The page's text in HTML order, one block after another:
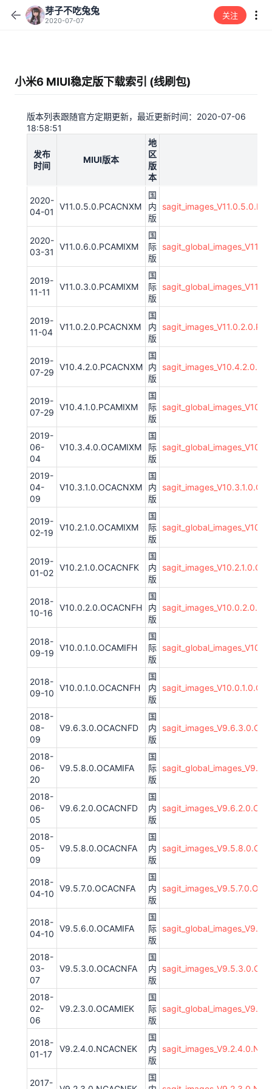
芽子不吃兔兔
2020-07-07
关注
小米6 MIUI稳定版下载索引 (线刷包)
版本列表跟随官方定期更新，最近更新时间：2020-07-06
18:58:51
发布
时间
MIUI版本
地
区
版
本
2020-
04-01
V11.0.5.0.PCACNXM
国
内
版
2020-
03-31
V11.0.6.0.PCAMIXM
国
际
版
2019-
11-11
V11.0.3.0.PCAMIXM
国
际
版
2019-
11-04
V11.0.2.0.PCACNXM
国
内
版
2019-
07-29
V10.4.2.0.PCACNXM
国
内
版
2019-
07-29
V10.4.1.0.PCAMIXM
国
际
版
2019-
06-
04
V10.3.4.0.OCAMIXM
国
际
版
2019-
04-
09
V10.3.1.0.OCACNXM
国
内
版
2019-
02-19
V10.2.1.0.OCAMIXM
国
际
版
2019-
01-02
V10.2.1.0.OCACNFK
国
内
版
2018-
10-16
V10.0.2.0.OCACNFH
国
内
版
2018-
09-19
V10.0.1.0.OCAMIFH
国
际
版
2018-
09-10
V10.0.1.0.OCACNFH
国
内
版
2018-
08-
09
V9.6.3.0.OCACNFD
国
内
版
2018-
06-
20
V9.5.8.0.OCAMIFA
国
际
版
2018-
06-
05
V9.6.2.0.OCACNFD
国
内
版
2018-
05-
09
V9.5.8.0.OCACNFA
国
内
版
2018-
04-10
V9.5.7.0.OCACNFA
国
内
版
2018-
04-10
V9.5.6.0.OCAMIFA
国
际
版
2018-
03-
07
V9.5.3.0.OCACNFA
国
内
版
2018-
02-
06
V9.2.3.0.OCAMIEK
国
际
版
2018-
01-17
V9.2.4.0.NCACNEK
国
内
版
2017-
国